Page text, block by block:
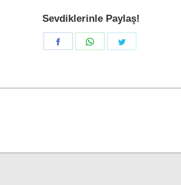
Sevdiklerinle Paylaş!
Share
Share